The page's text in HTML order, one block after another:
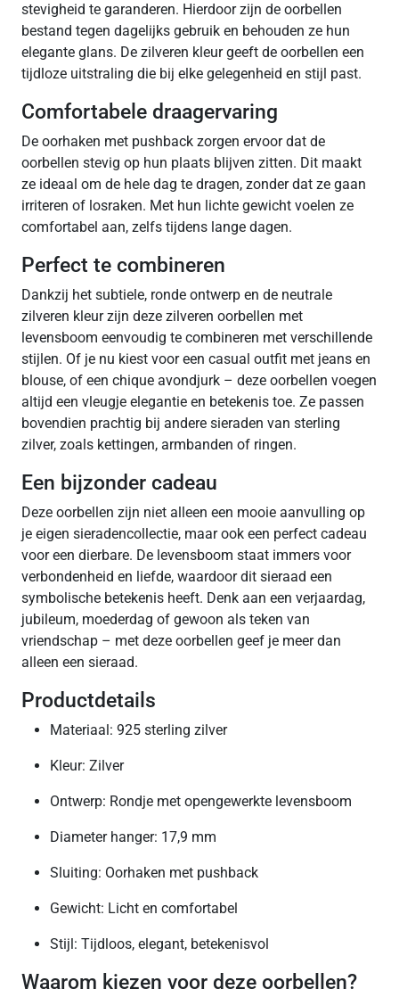
stevigheid te garanderen. Hierdoor zijn de oorbellen
bestand tegen dagelijks gebruik en behouden ze hun
elegante glans. De zilveren kleur geeft de oorbellen een
tijdloze uitstraling die bij elke gelegenheid en stijl past.
Comfortabele draagervaring
De oorhaken met pushback zorgen ervoor dat de
oorbellen stevig op hun plaats blijven zitten. Dit maakt
ze ideaal om de hele dag te dragen, zonder dat ze gaan
irriteren of losraken. Met hun lichte gewicht voelen ze
comfortabel aan, zelfs tijdens lange dagen.
Perfect te combineren
Dankzij het subtiele, ronde ontwerp en de neutrale
zilveren kleur zijn deze zilveren oorbellen met
levensboom eenvoudig te combineren met verschillende
stijlen. Of je nu kiest voor een casual outfit met jeans en
blouse, of een chique avondjurk – deze oorbellen voegen
altijd een vleugje elegantie en betekenis toe. Ze passen
bovendien prachtig bij andere sieraden van sterling
zilver, zoals kettingen, armbanden of ringen.
Een bijzonder cadeau
Deze oorbellen zijn niet alleen een mooie aanvulling op
je eigen sieradencollectie, maar ook een perfect cadeau
voor een dierbare. De levensboom staat immers voor
verbondenheid en liefde, waardoor dit sieraad een
symbolische betekenis heeft. Denk aan een verjaardag,
jubileum, moederdag of gewoon als teken van
vriendschap – met deze oorbellen geef je meer dan
alleen een sieraad.
Productdetails
Materiaal: 925 sterling zilver
Kleur: Zilver
Ontwerp: Rondje met opengewerkte levensboom
Diameter hanger: 17,9 mm
Sluiting: Oorhaken met pushback
Gewicht: Licht en comfortabel
Stijl: Tijdloos, elegant, betekenisvol
Waarom kiezen voor deze oorbellen?